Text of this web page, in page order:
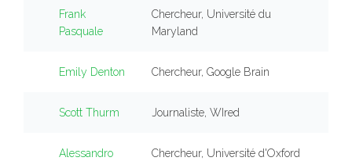
Frank
Pasquale
Chercheur, Université du
Maryland
Emily Denton Chercheur, Google Brain
Scott Thurm Journaliste, WIred
Alessandro
Chercheur, Université d'Oxford